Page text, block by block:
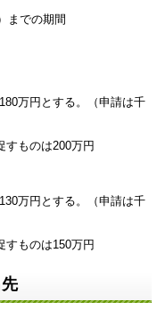
までの期間
万円とする。（申請は千
ものは200万円
万円とする。（申請は千
ものは150万円